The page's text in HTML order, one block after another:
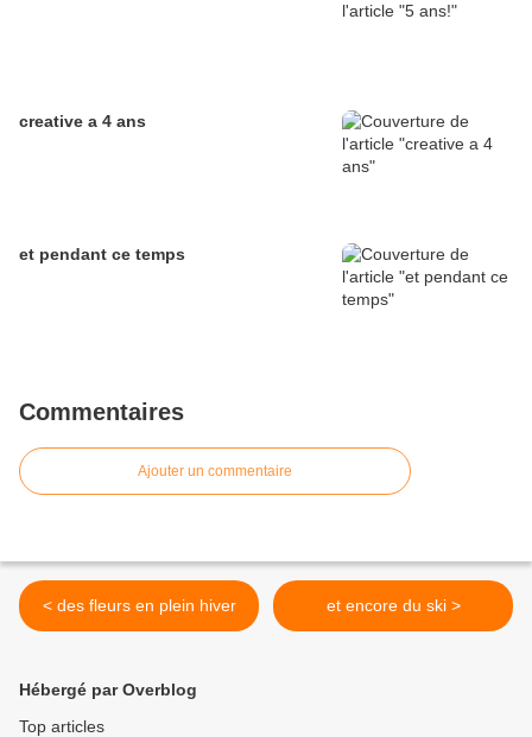
creative a 4 ans
et pendant ce temps
Commentaires
Ajouter un commentaire
< des fleurs en plein hiver et encore du ski >
Hébergé par Overblog
Top articles